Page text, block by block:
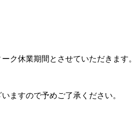
ク休業期間とさせていただきます。
ますので予めご了承ください。